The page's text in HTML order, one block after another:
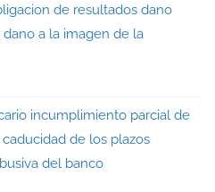
de resultados dano
a la imagen de la
incumplimiento parcial de
de los plazos
del banco